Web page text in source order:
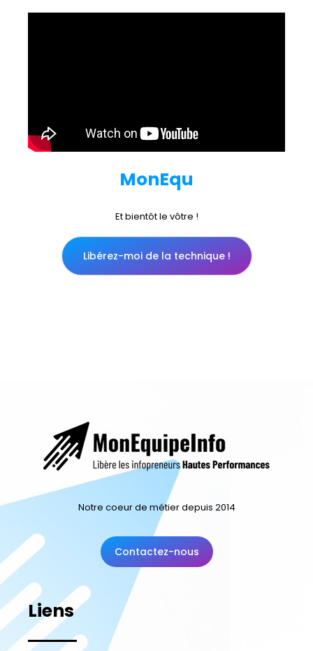
onEquip
Et bientôt le vôtre !
Libérez-moi de la technique !
Notre coeur de métier depuis 2014
Contactez-nous
Liens